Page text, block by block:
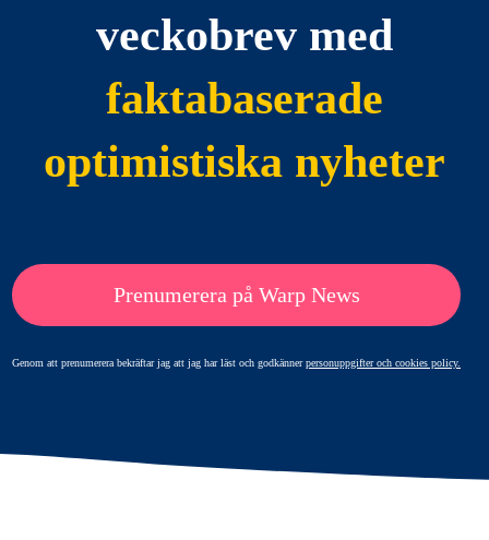
veckobrev med
faktabaserade
optimistiska nyheter
Prenumerera på Warp News
Genom att prenumerera bekräftar jag att jag har läst och godkännerpersonuppgifter och cookies policy.